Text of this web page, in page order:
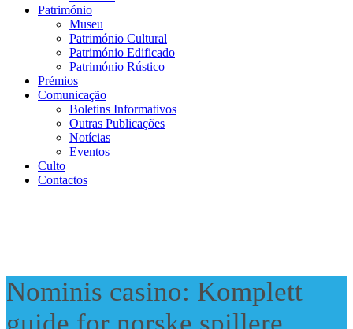
Património
Museu
Património Cultural
Património Edificado
Património Rústico
Prémios
Comunicação
Boletins Informativos
Outras Publicações
Notícias
Eventos
Culto
Contactos
Nominis casino: Komplett